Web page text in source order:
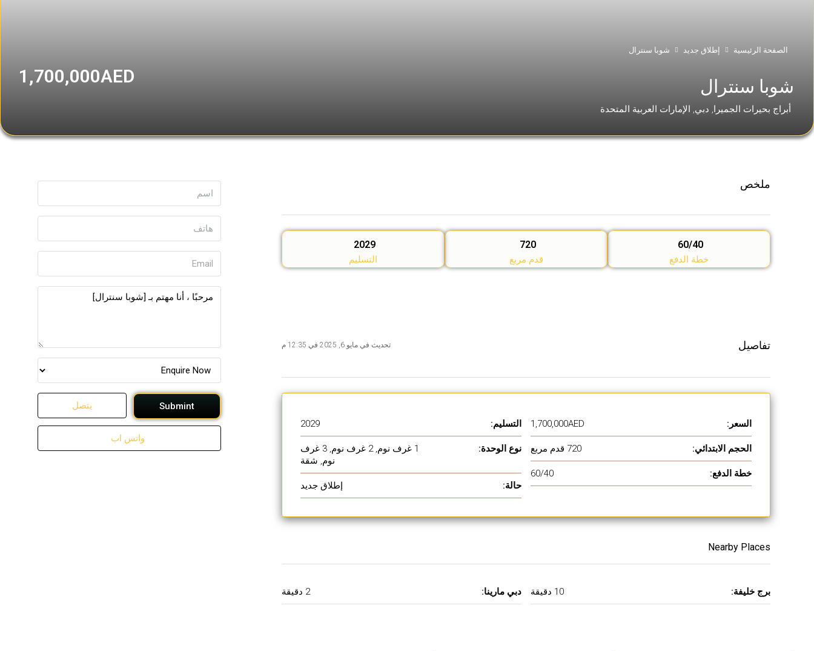
الصفحة الرئيسية إطلاق جديد شوبا سنترال
شوبا سنترال 1,700,000AED
أبراج بحيرات الجميرا, دبي, الإمارات العربية المتحدة
ملخص
60/40
خطة الدفع
720
قدم مربع
2029
التسليم
تفاصيل تحديث في مايو 6, 2025 في 12:35 م
السعر: 1,700,000AED
الحجم الابتدائي: 720 قدم مربع
خطة الدفع: 60/40
التسليم: 2029
نوع الوحدة:
1 غرف نوم, 2 غرف نوم, 3 غرف
نوم, شقة
حالة: إطلاق جديد
Nearby Places
برج خليفة: 10 دقيقة دبي مارينا: 2 دقيقة
Submint يتصل
واتس اب